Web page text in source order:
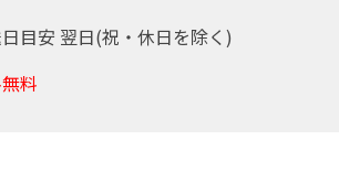
目安 翌日(祝・休日を除く)
料